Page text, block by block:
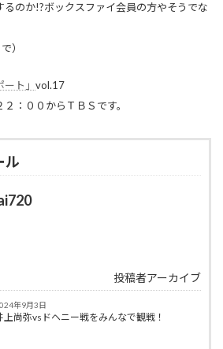
るのか!?ボックスファイ会員の方やそうでな
）
ト」 vol.17
：００からＴＢＳです。
ル
投稿者アーカイブ
年9月3日
上尚弥vsドヘニー戦をみんなで観戦！